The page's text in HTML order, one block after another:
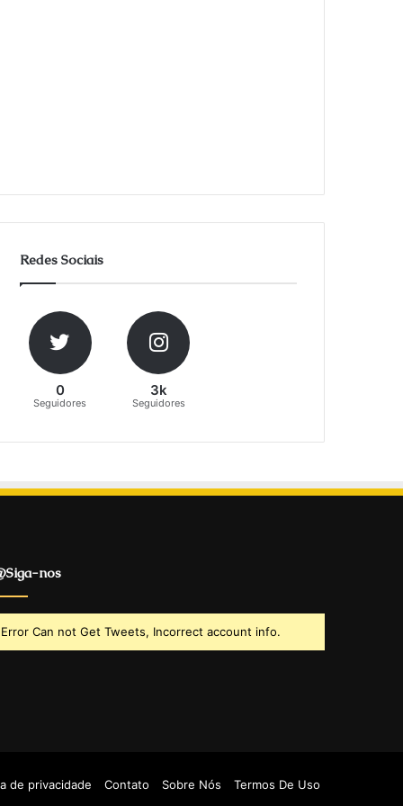
Redes Sociais
0
Seguidores
3k
Seguidores
nos
Error Can not Get Tweets, Incorrect account info.
de privacidade Contato Sobre Nós Termos De Uso